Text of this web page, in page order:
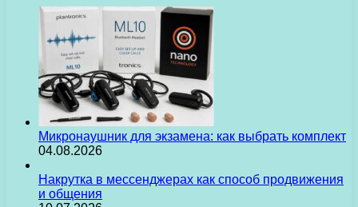
Микронаушник для экзамена: как выбрать комплект
04.08.2026
Накрутка в мессенджерах как способ продвижения
и общения